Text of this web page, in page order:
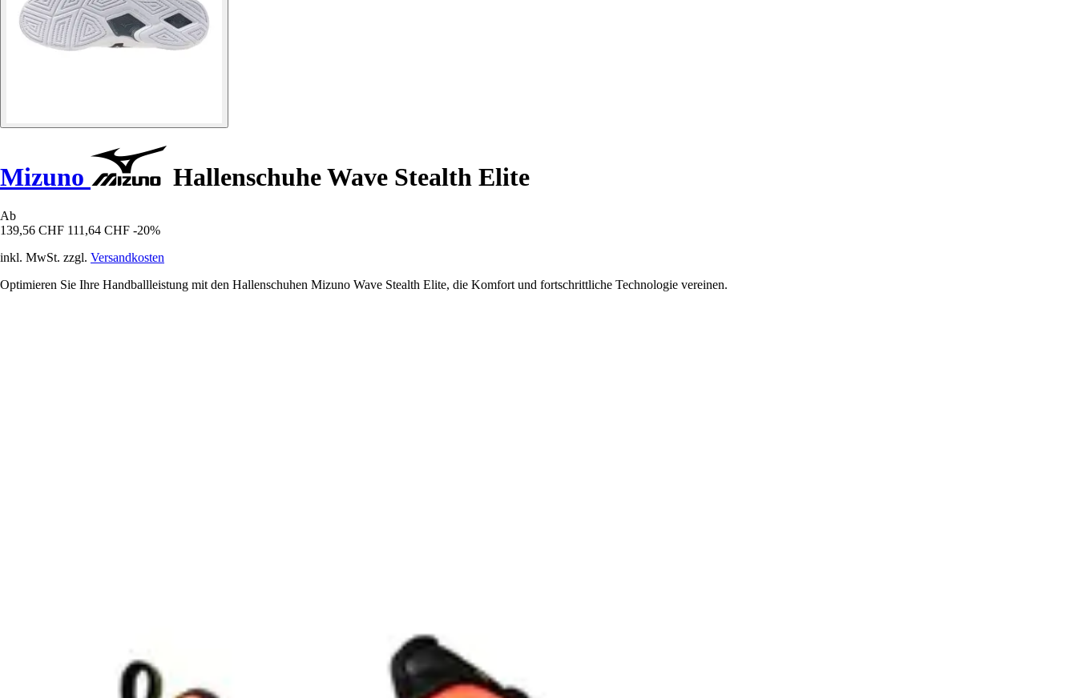
Mizuno Hallenschuhe Wave Stealth Elite
Ab
139,56 CHF 111,64 CHF -20%
inkl. MwSt. zzgl. Versandkosten
Optimieren Sie Ihre Handballleistung mit den Hallenschuhen Mizuno Wave Stealth Elite, die Komfort und fortschrittliche Technologie vereinen.